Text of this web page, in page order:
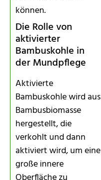
können.
Die Rolle von
aktivierter
Bambuskohle in
der Mundpflege
Aktivierte
Bambuskohle wird aus
Bambusbiomasse
hergestellt, die
verkohlt und dann
aktiviert wird, um eine
große innere